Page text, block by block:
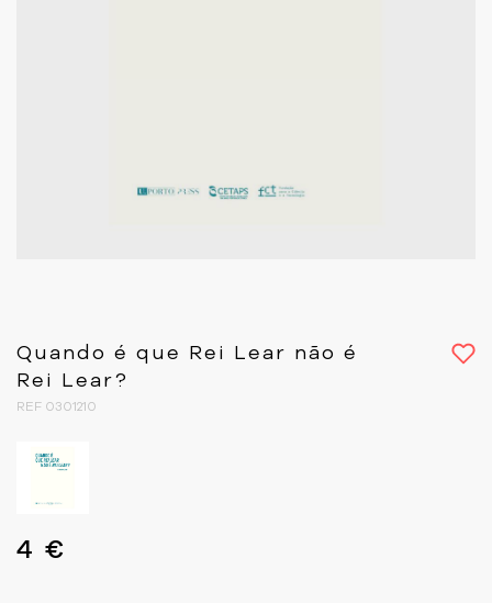
Quando é que Rei Lear não é
Rei Lear?
REF 0301210
4 €